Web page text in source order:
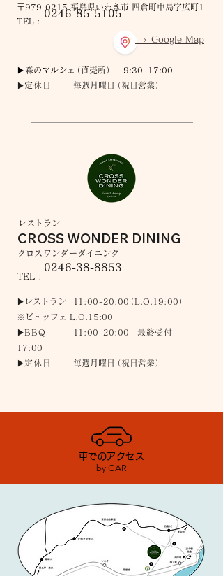
〒979-0215 福島県いわき市 四倉町中島字広町1
TEL :
> Google Map
0246-85-5105
▶︎森のマルシ ェ（ 直売所） 9:30- 17:00
▶︎定休 日 毎週月曜 日（ 祝日営業 ）
レストラン
クロ ス ワ ンダーダイニ ング
CROSS WONDER DINING
TEL :
0246-38-8853
▶︎レ ストラ ン 1 1 :00- 20:00（L.O.19:00 ）
※ビュッフェ L.O.15:00
▶︎BBQ 1 1 :00- 20:00 最終受付
17:00
▶︎定休 日 毎週月曜 日（ 祝日営業 ）
by CAR
車でのアクセス